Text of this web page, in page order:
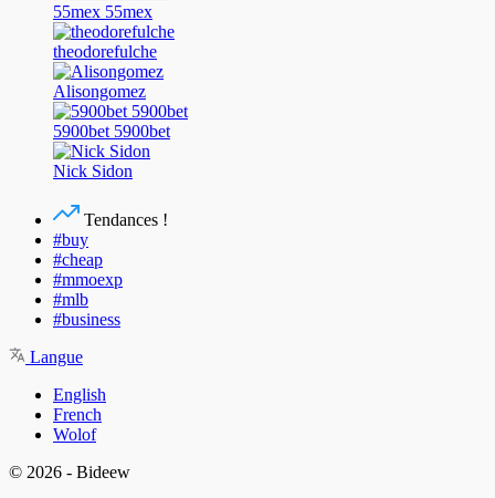
55mex 55mex
theodorefulche
Alisongomez
5900bet 5900bet
Nick Sidon
Tendances !
#buy
#cheap
#mmoexp
#mlb
#business
Langue
English
French
Wolof
© 2026 - Bideew